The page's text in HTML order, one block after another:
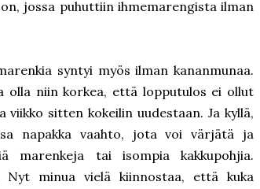
jossa puhuttiin ihmemarengista ilman
syntyi myös ilman kananmunaa.
olla niin korkea, että lopputulos ei ollut
sitten kokeilin uudestaan. Ja kyllä,
napakka vaahto, jota voi värjätä ja
marenkeja tai isompia kakkupohjia.
minua vielä kiinnostaa, että kuka